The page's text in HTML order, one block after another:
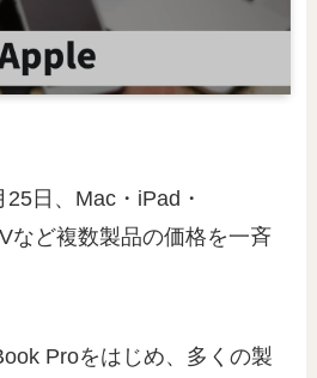
日、Mac・iPad・
など複数製品の価格を一斉
Proをはじめ、多くの製